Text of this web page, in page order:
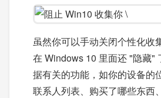
虽然你可以手动关闭个性化收
在 Windows 10 里面还 "隐藏"
据有关的功能，如你的设备的
联系人列表、购买了哪些东